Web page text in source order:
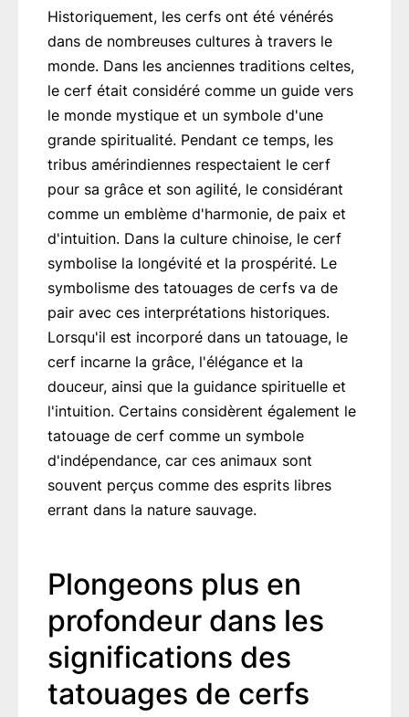
Historiquement, les cerfs ont été vénérés
dans de nombreuses cultures à travers le
monde. Dans les anciennes traditions celtes,
le cerf était considéré comme un guide vers
le monde mystique et un symbole d'une
grande spiritualité. Pendant ce temps, les
tribus amérindiennes respectaient le cerf
pour sa grâce et son agilité, le considérant
comme un emblème d'harmonie, de paix et
d'intuition. Dans la culture chinoise, le cerf
symbolise la longévité et la prospérité. Le
symbolisme des tatouages de cerfs va de
pair avec ces interprétations historiques.
Lorsqu'il est incorporé dans un tatouage, le
cerf incarne la grâce, l'élégance et la
douceur, ainsi que la guidance spirituelle et
l'intuition. Certains considèrent également le
tatouage de cerf comme un symbole
d'indépendance, car ces animaux sont
souvent perçus comme des esprits libres
errant dans la nature sauvage.
Plongeons plus en
profondeur dans les
significations des
tatouages de cerfs